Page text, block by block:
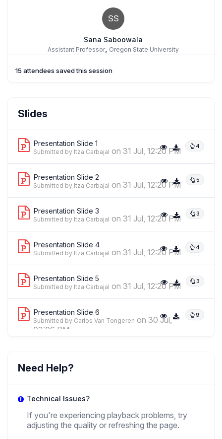
SS
Sana Saboowala
Assistant Professor, Oregon State University
15 attendees saved this session
Slides
Presentation Slide 1 4
Submitted by Itza Carbajal on 31 Jul, 12:20 PM
Presentation Slide 2 5
Submitted by Itza Carbajal on 31 Jul, 12:20 PM
Presentation Slide 3 3
Submitted by Itza Carbajal on 31 Jul, 12:20 PM
Presentation Slide 4 4
Submitted by Itza Carbajal on 31 Jul, 12:20 PM
Presentation Slide 5 3
Submitted by Itza Carbajal on 31 Jul, 12:20 PM
Presentation Slide 6 9
Submitted by Carlos Van Tongeren on 30 Jul,
03:06 PM
Submitted by Carlos Van Tongeren
03:06 PM
Presentation Slide 8
PM
Need Help?
Technical Issues?
If you're experiencing playback problems, try
adjusting the quality or refreshing the page.